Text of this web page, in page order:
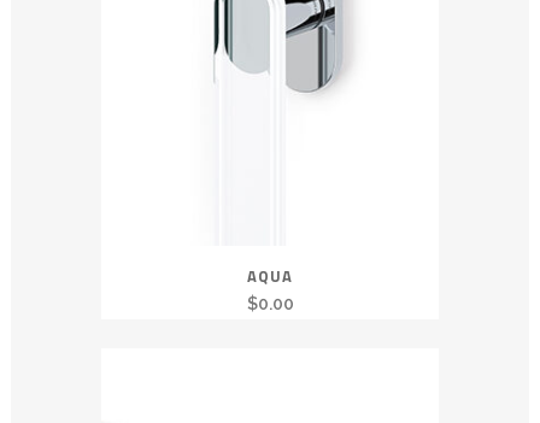
AQUA
$0.00